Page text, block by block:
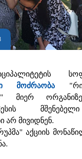
მოძრაობა
მიერ
არ მივიდნენ.
აქციის